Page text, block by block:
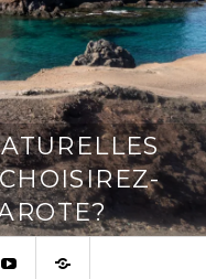
YoutubeContact